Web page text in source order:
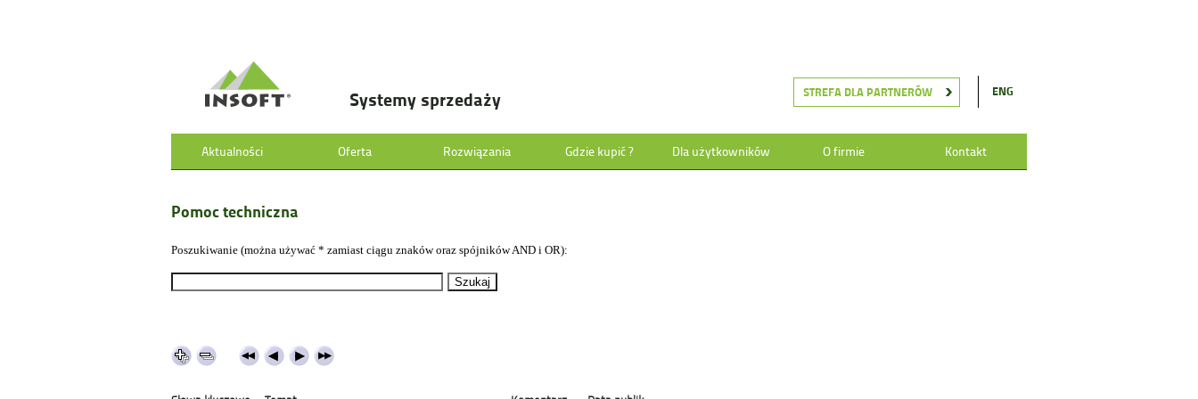
STREFA DLA PARTNERÓW ENG
Systemy sprzedaży
Aktualności Oferta Rozwiązania Gdzie kupić ? Dla użytkowników O firmie Kontakt
Pomoc techniczna
Poszukiwanie (można używać * zamiast ciągu znaków oraz spójników AND i OR):